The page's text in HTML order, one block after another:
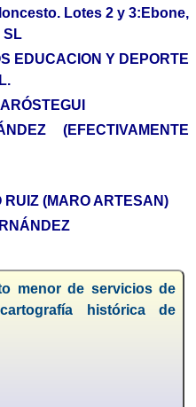
Lotes 2 y 3:Ebone,
SL
EDUCACION Y DEPORTE
(EFECTIVAMENTE
RUIZ (MARO ARTESAN)
menor de servicios de
histórica de